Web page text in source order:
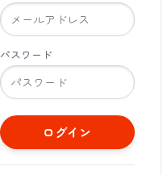
パスワード
ログイン